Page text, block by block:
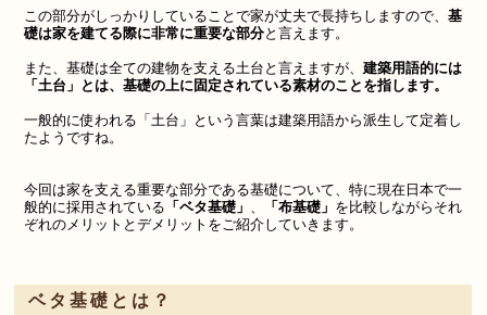
この部分がしっかりしていることで家が丈夫で長持ちしますので、 基
礎は家を建てる際に非常に重要な部分と言えます。
また、基礎は全ての建物を支える土台と言えますが、 建築用語的には
「土台」とは、基礎の上に固定されている素材のことを指します。
一般的に使われる「土台」という言葉は建築用語から派生して定着し
たようですね。
今回は家を支える重要な部分である基礎について、特に現在日本で一
般的に採用されている 「ベタ基礎」 、 「布基礎」 を比較しながらそれ
ぞれのメリットとデメリットをご紹介していきます。
ベタ基礎とは？